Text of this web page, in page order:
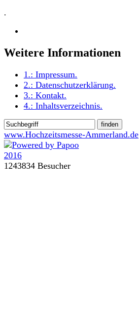
.
Weitere Informationen
1.: Impressum.
2.: Datenschutzerklärung.
3.: Kontakt.
4.: Inhaltsverzeichnis.
www.Hochzeitsmesse-Ammerland.de
1243834 Besucher